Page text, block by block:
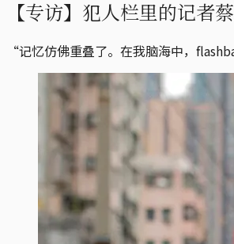
【专访】犯人栏里的记者
“记忆仿佛重叠了。在我脑海中，